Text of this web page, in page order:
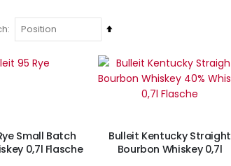
In
Reihenfolge
WARENKORB
Small Batch
0,7l Flasche
Nicht auf Lager
Bulleit Kentucky Straight
Bourbon Whiskey 0,7l